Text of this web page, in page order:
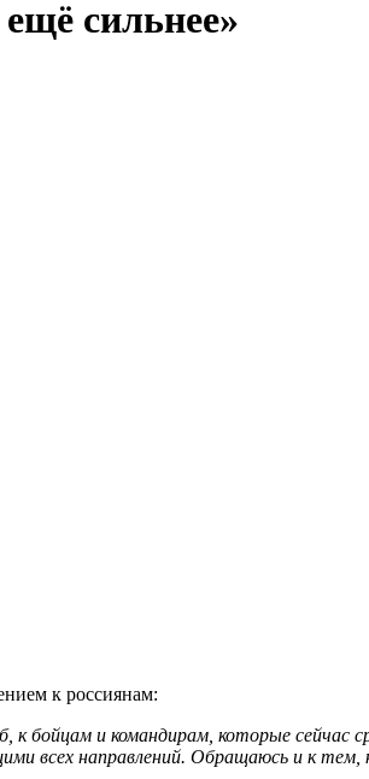
сильнее»
к россиянам:
к бойцам и командирам, которые сейчас
всех направлений. Обращаюсь и к тем,